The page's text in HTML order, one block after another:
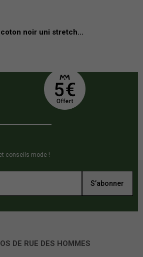
noir uni stretch...
conseils mode !
S’abonner
DE RUE DES HOMMES